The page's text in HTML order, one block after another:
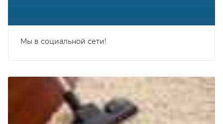
Мы в социальной сети!